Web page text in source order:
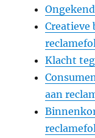
Creatieve
Klacht
aan